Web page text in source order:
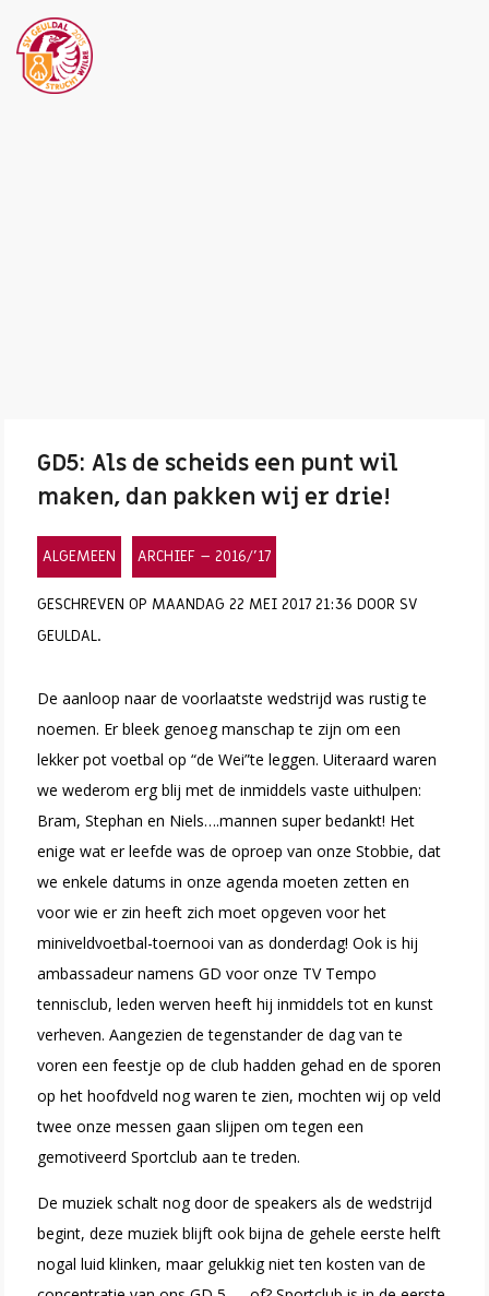
GD5: Als de scheids een punt wil
maken, dan pakken wij er drie!
ALGEMEEN ARCHIEF – 2016/’17
GESCHREVEN OP MAANDAG 22 MEI 2017 21:36 DOOR SV
GEULDAL.
De aanloop naar de voorlaatste wedstrijd was rustig te
noemen. Er bleek genoeg manschap te zijn om een
lekker pot voetbal op “de Wei”te leggen. Uiteraard waren
we wederom erg blij met de inmiddels vaste uithulpen:
Bram, Stephan en Niels….mannen super bedankt! Het
enige wat er leefde was de oproep van onze Stobbie, dat
we enkele datums in onze agenda moeten zetten en
voor wie er zin heeft zich moet opgeven voor het
miniveldvoetbal-toernooi van as donderdag! Ook is hij
ambassadeur namens GD voor onze TV Tempo
tennisclub, leden werven heeft hij inmiddels tot en kunst
verheven. Aangezien de tegenstander de dag van te
voren een feestje op de club hadden gehad en de sporen
op het hoofdveld nog waren te zien, mochten wij op veld
twee onze messen gaan slijpen om tegen een
gemotiveerd Sportclub aan te treden.
De muziek schalt nog door de speakers als de wedstrijd
begint, deze muziek blijft ook bijna de gehele eerste helft
nogal luid klinken, maar gelukkig niet ten kosten van de